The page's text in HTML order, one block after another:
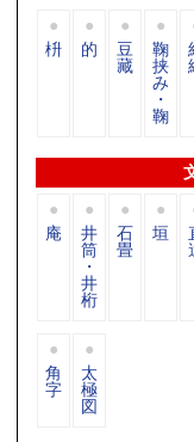
枡 的 豆
藏
鞠
挟
み
・
鞠
庵 井
筒
・
井
桁
石
畳
垣
角
字
太
極
図